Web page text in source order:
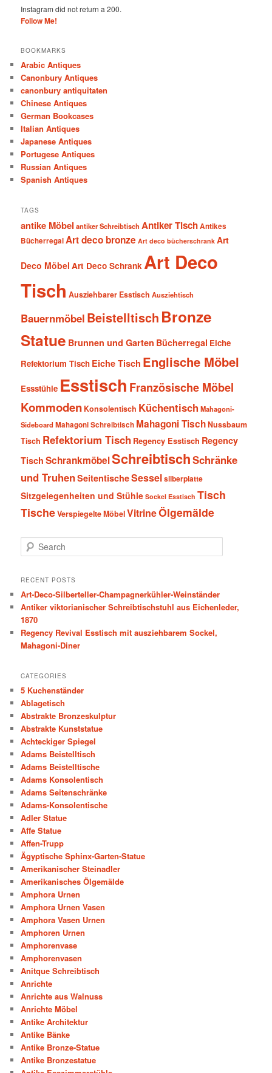
Instagram did not return a 200.
Follow Me!
BOOKMARKS
Arabic Antiques
Canonbury Antiques
canonbury antiquitaten
Chinese Antiques
German Bookcases
Italian Antiques
Japanese Antiques
Portugese Antiques
Russian Antiques
Spanish Antiques
TAGS
antike Möbel antiker Schreibtisch Antiker TischAntikes
BücherregalArt deco bronze Art deco bücherschrank Art
Deco Möbel Art Deco Schrank Art Deco
Tisch Ausziehbarer Esstisch Ausziehtisch
Bauernmöbel Beistelltisch Bronze
Statue Brunnen und Garten Bücherregal Eiche
Refektorium Tisch Eiche Tisch Englische Möbel
Essstühle Esstisch Französische Möbel
Kommoden Konsolentisch Küchentisch Mahagoni-
SideboardMahagoni Schreibtisch Mahagoni TischNussbaum
Tisch Refektorium Tisch Regency Esstisch Regency
Tisch SchrankmöbelSchreibtischSchränke
und TruhenSeitentischeSesselsilberplatte
Sitzgelegenheiten und Stühle Sockel Esstisch Tisch
TischeVerspiegelte MöbelVitrineÖlgemälde
e
r
h
RECENT POSTS
Art-Deco-Silberteller-Champagnerkühler-Weinständer
Antiker viktorianischer Schreibtischstuhl aus Eichenleder,
1870
Regency Revival Esstisch mit ausziehbarem Sockel,
Mahagoni-Diner
CATEGORIES
5 Kuchenständer
Ablagetisch
Abstrakte Bronzeskulptur
Abstrakte Kunststatue
Achteckiger Spiegel
Adams Beistelltisch
Adams Beistelltische
Adams Konsolentisch
Adams Seitenschränke
Adams-Konsolentische
Adler Statue
Affe Statue
Affen-Trupp
Ägyptische Sphinx-Garten-Statue
Amerikanischer Steinadler
Amerikanisches Ölgemälde
Amphora Urnen
Amphora Urnen Vasen
Amphora Vasen Urnen
Amphoren Urnen
Amphorenvase
Amphorenvasen
Anitque Schreibtisch
Anrichte
Anrichte aus Walnuss
Anrichte Möbel
Antike Architektur
Antike Bänke
Antike Bronze-Statue
Antike Bronzestatue